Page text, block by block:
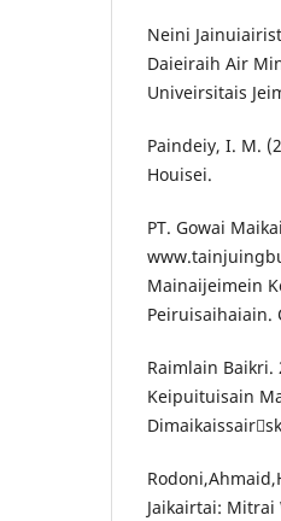
Neini
Daieiraih Air
Univeirsitais
Paindeiy, I. M.
Houisei.
PT. Gowai
Mainaijeimein
Peiruisaihaiain.
Raimlain
Keipuituisain
Jaikairtai: